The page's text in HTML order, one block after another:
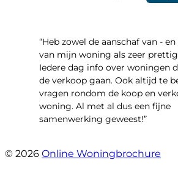
“Heb zowel de aanschaf van -
van mijn woning als zeer
Iedere dag info over woningen
de verkoop gaan. Ook altijd te
vragen rondom de koop en
woning. Al met al dus een fijne
samenwerking geweest!”
© 2026 Online Woningbrochure